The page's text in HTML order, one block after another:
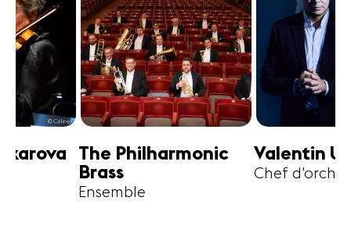
Valentin Uryupin
Chef d'orchestre
Amihai
Alto